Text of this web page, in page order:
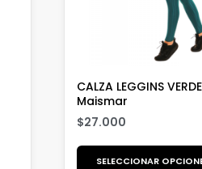
CALZA LEGGINS
Maismar
$27.000
SELECCIONAR